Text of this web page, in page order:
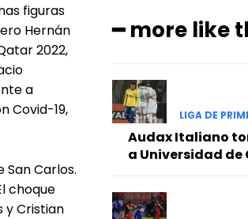
figuras
Hernán
2022,
a
Covid-19,
Carlos.
choque
y Cristian
━ more like
LIGA DE
Audax Italiano
a Universidad de